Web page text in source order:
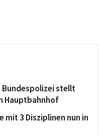
stellt
Hauptbahnhof
mit 3 Disziplinen nun in